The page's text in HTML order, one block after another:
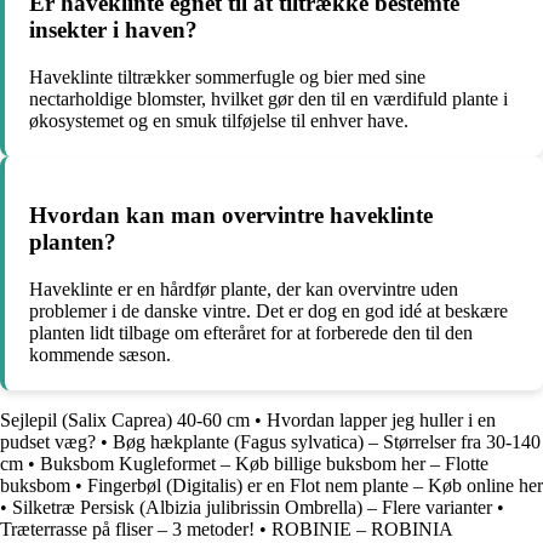
insekter i haven?
Haveklinte tiltrækker sommerfugle og bier med sine
nectarholdige blomster, hvilket gør den til en værdifuld plante i
økosystemet og en smuk tilføjelse til enhver have.
Hvordan kan man overvintre haveklinte
planten?
Haveklinte er en hårdfør plante, der kan overvintre uden
problemer i de danske vintre. Det er dog en god idé at beskære
planten lidt tilbage om efteråret for at forberede den til den
kommende sæson.
Sejlepil (Salix Caprea) 40-60 cm • Hvordan lapper jeg huller i en
pudset væg? • Bøg hækplante (Fagus sylvatica) – Størrelser fra 30-140
cm • Buksbom Kugleformet – Køb billige buksbom her – Flotte
buksbom • Fingerbøl (Digitalis) er en Flot nem plante – Køb online her
• Silketræ Persisk (Albizia julibrissin Ombrella) – Flere varianter•
Træterrasse på fliser – 3 metoder! • ROBINIE – ROBINIA